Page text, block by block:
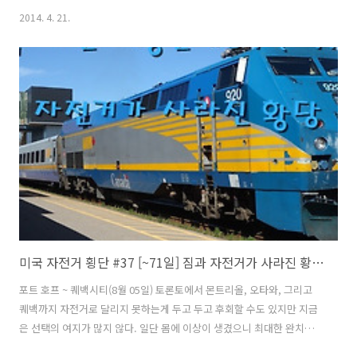
하지 않고 현재 까지 퀘백에 남아 캐나다안에서 작은 프랑스를 만들어가
독립 요구가 계속 되면서 1995년 독립에 대한 국민 찬반투표가 실시 되
었고 결과는 반대 50.58%(2,362,648) / 찬성 : 49.42%(2,308,360)으로
1%가 안되는 차이로 반대입장이 더 많았다. 일단 독립에 대한 요구는 수
면아래로 내려간듯 보이지만 캐나다 내에서 여전히 뜨거운 감자로 남아
있다. 자전거를 찾으러 퀘백역으로 나가기 위해 버스를..
2014. 4. 21.
미국 자전거 횡단 #37 [~71일] 짐과 자전거가 사라진 황당 사건
포트 호프 ~ 퀘백시티(8월 05일) 토론토에서 몬트리올, 오타와, 그리고
퀘백까지 자전거로 달리지 못하는게 두고 두고 후회할 수도 있지만 지금
은 선택의 여지가 많지 않다. 일단 몸에 이상이 생겼으니 최대한 완치가